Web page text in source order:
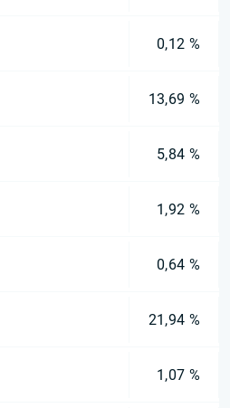
0,12 %
13,69 %
5,84 %
1,92 %
0,64 %
21,94 %
1,07 %